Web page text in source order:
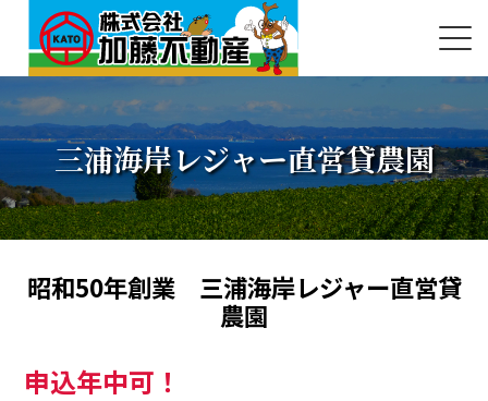
三浦海岸レジャー直営貸農園
昭和50年創業 三浦海岸レジャー直営貸
農園
申込年中可！